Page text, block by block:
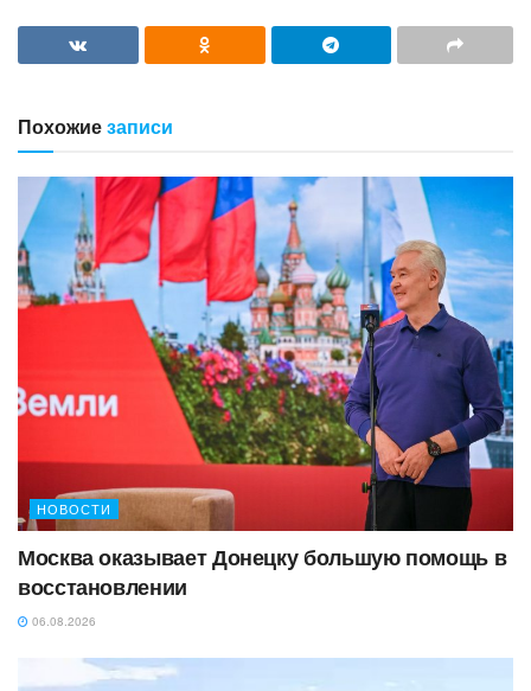
Похожиезаписи
НОВОСТИ
Москва оказывает Донецку большую помощь в
восстановлении
06.08.2026